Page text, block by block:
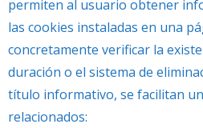
permiten al usuario obtener
las cookies instaladas en una
concretamente verificar la
duración o el sistema de
título informativo, se facilitan
relacionados: